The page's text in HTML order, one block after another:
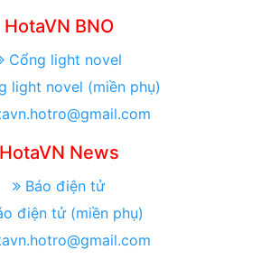
HotaVN BNO
Cổng light novel
light novel (miền phụ)
HotaVN News
Báo điện tử
điện tử (miền phụ)